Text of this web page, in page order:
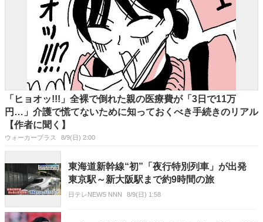
「ヒョオッ!!!」全裸で倒れた親の医療費が「3日で11万
円…」介護で慌てないために知っておくべき手続きのリアル
【作者に聞く】
ウォーカープラス 8/9(日) 2:00
東海道新幹線“初”「夜行特別列車」が出発
東京駅～新大阪駅まで約9時間の旅
日テレNEWS NNN 8/9(日) 1:58